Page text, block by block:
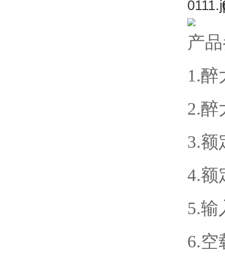
产
1.醉
2.醉
3.额
4.额
5.输
6.空